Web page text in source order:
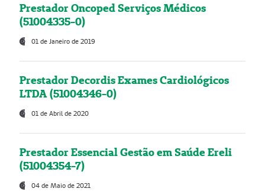
Prestador Oncoped Serviços Médicos
(51004335-0)
01 de Janeiro de 2019
Prestador Decordis Exames Cardiológicos
LTDA (51004346-0)
01 de Abril de 2020
Prestador Essencial Gestão em Saúde Ereli
(51004354-7)
04 de Maio de 2021